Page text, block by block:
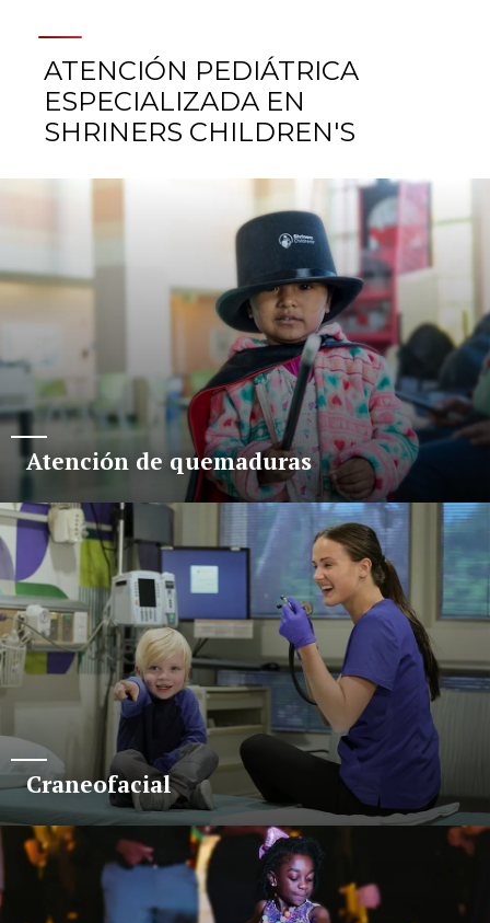
ATENCIÓN PEDIÁTRICA
ESPECIALIZADA EN
SHRINERS CHILDREN'S
Atención de quemaduras
Craneofacial